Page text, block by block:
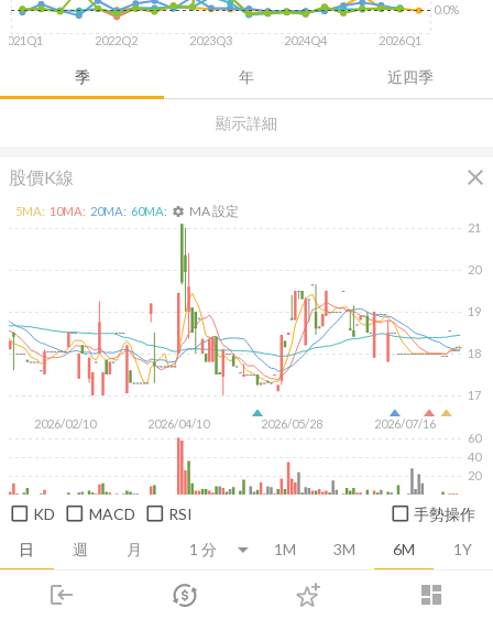
login dashboard
市場 登入
顯示詳細
季 年 近四季
2021Q1 2022Q2 2023Q3 2024Q4 2026Q1
0.0%
股價K線 close
日 週 月 1M 3M 6M 1Y
2026/02/10 2026/04/10 2026/05/28 2026/07/16
17
18
19
20
21
20
40
60
5MA: 10MA: 20MA: 60MA: settings MA 設定
KD MACD RSI 手勢操作
推薦卡片 消息面 財務報